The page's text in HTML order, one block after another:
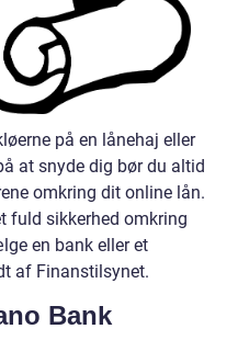
på en lånehaj eller
at snyde dig bør du altid
omkring dit online lån.
fuld sikkerhed omkring
en bank eller et
af Finanstilsynet.
Bank